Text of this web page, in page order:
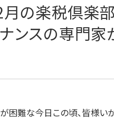
の楽税倶楽
ナンスの専門
難な今日この頃、皆様い